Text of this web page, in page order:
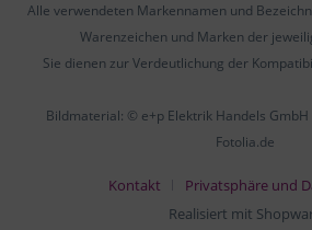
Alle verwendeten Markennamen und
Warenzeichen und Marken der
Sie dienen zur Verdeutlichung der
Bildmaterial: © e+p Elektrik Handels GmbH
Fotolia.de
Kontakt
Privatsphäre und
Realisiert mit